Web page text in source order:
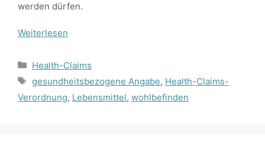
werden dürfen.
Weiterlesen
Kategorien
Health-Claims
Schlagwörter
gesundheitsbezogene Angabe, Health-Claims-
Verordnung, Lebensmittel, wohlbefinden